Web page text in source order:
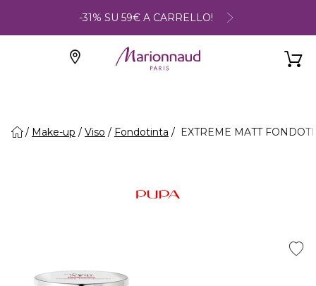
-31% SU 59€ A CARRELLO!
Make-up Viso Fondotinta EXTREME MATT